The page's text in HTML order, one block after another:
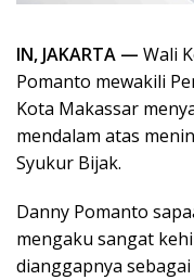
IN, JAKARTA — Wali
Pomanto mewakili
Kota Makassar
mendalam atas
Syukur Bijak.
Danny Pomanto
mengaku sangat
dianggapnya